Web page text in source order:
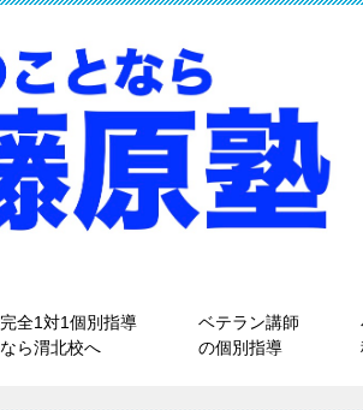
完全1対1個別指導
なら渭北校へ
ベテラン講師
の個別指導